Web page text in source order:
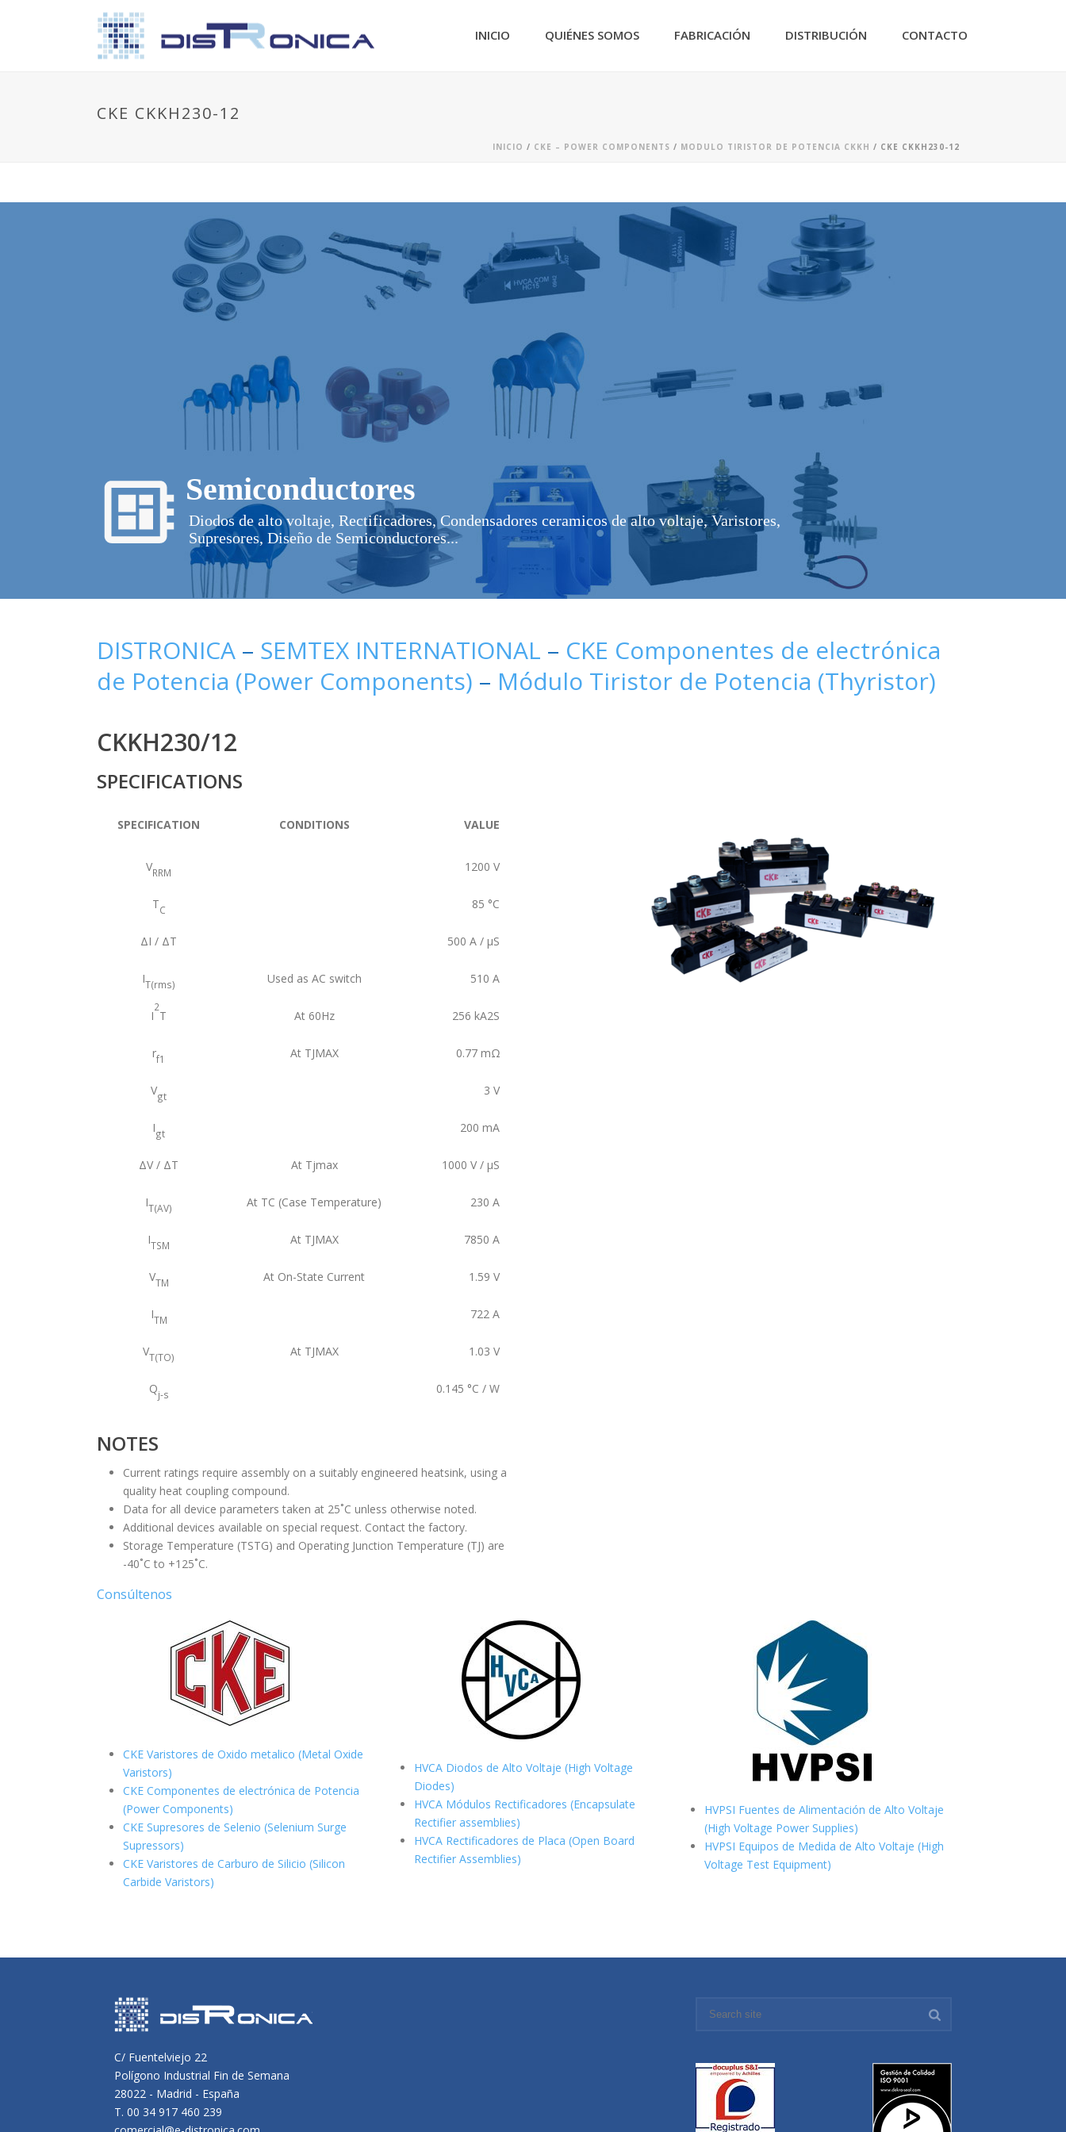
INICIO QUIÉNES SOMOS FABRICACIÓN DISTRIBUCIÓN CONTACTO
CKE CKKH230-12
INICIO / CKE – POWER COMPONENTS / MODULO TIRISTOR DE POTENCIA CKKH / CKE CKKH230-12
Semiconductores
Diodos de alto voltaje, Rectificadores, Condensadores ceramicos de alto voltaje, Varistores,
Supresores, Diseño de Semiconductores...
DISTRONICA – SEMTEX INTERNATIONAL – CKE Componentes de electrónica
de Potencia (Power Components) – Módulo Tiristor de Potencia (Thyristor)
CKKH230/12
SPECIFICATIONS
SPECIFICATION CONDITIONS VALUE
VRRM 1200 V
TC 85 °C
ΔI / ΔT 500 A / µS
IT(rms) Used as AC switch 510 A
I
2
T At 60Hz 256 kA2S
rf1 At TJMAX 0.77 mΩ
Vgt 3 V
Igt 200 mA
ΔV / ΔT At Tjmax 1000 V / µS
IT(AV) At TC (Case Temperature) 230 A
ITSM At TJMAX 7850 A
VTM At On-State Current 1.59 V
ITM 722 A
VT(TO) At TJMAX 1.03 V
Qj-s 0.145 °C / W
NOTES
Current ratings require assembly on a suitably engineered heatsink, using a
quality heat coupling compound.
Data for all device parameters taken at 25˚C unless otherwise noted.
Additional devices available on special request. Contact the factory.
Storage Temperature (TSTG) and Operating Junction Temperature (TJ) are
-40˚C to +125˚C.
Consúltenos
CKE Varistores de Oxido metalico (Metal Oxide
Varistors)
CKE Componentes de electrónica de Potencia
(Power Components)
CKE Supresores de Selenio (Selenium Surge
Supressors)
CKE Varistores de Carburo de Silicio (Silicon
Carbide Varistors)
HVCA Diodos de Alto Voltaje (High Voltage
Diodes)
HVCA Módulos Rectificadores (Encapsulate
Rectifier assemblies)
HVCA Rectificadores de Placa (Open Board
Rectifier Assemblies)
HVPSI Fuentes de Alimentación de Alto Voltaje
(High Voltage Power Supplies)
HVPSI Equipos de Medida de Alto Voltaje (High
Voltage Test Equipment)
C/ Fuentelviejo 22
Polígono Industrial Fin de Semana
28022 - Madrid - España
T. 00 34 917 460 239